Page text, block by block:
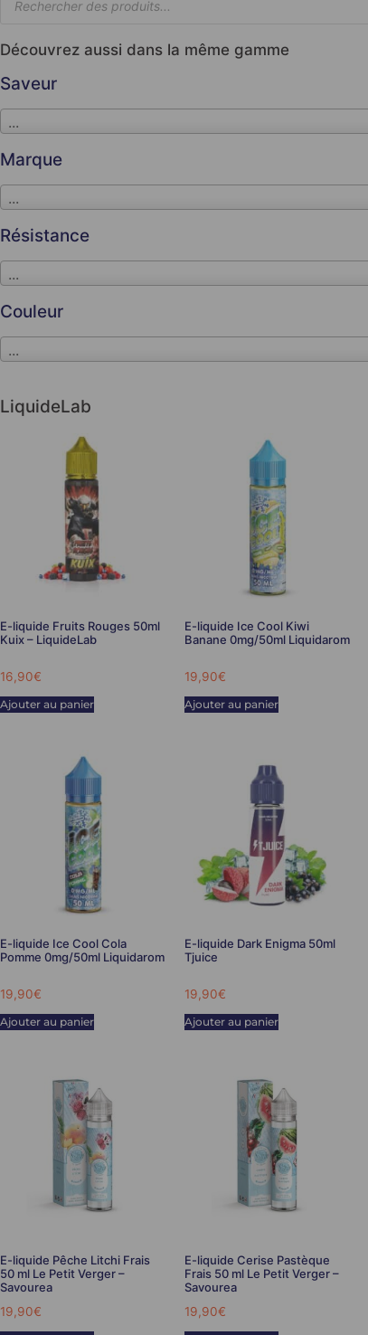
Découvrez aussi dans la même gamme
Saveur
...
Marque
...
Résistance
...
Couleur
...
LiquideLab
E-liquide Fruits Rouges 50ml
Kuix – LiquideLab
16,90€
Ajouter au panier
E-liquide Ice Cool Kiwi
Banane 0mg/50ml Liquidarom
19,90€
Ajouter au panier
E-liquide Ice Cool Cola
Pomme 0mg/50ml Liquidarom
19,90€
Ajouter au panier
E-liquide Dark Enigma 50ml
Tjuice
19,90€
Ajouter au panier
E-liquide Pêche Litchi Frais
50 ml Le Petit Verger –
Savourea
19,90€
E-liquide Cerise Pastèque
Frais 50 ml Le Petit Verger –
Savourea
19,90€